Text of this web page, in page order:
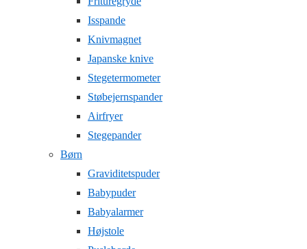
Isspande
Knivmagnet
Japanske knive
Stegetermometer
Støbejernspander
Airfryer
Stegepander
Børn
Graviditetspuder
Babypuder
Babyalarmer
Højstole